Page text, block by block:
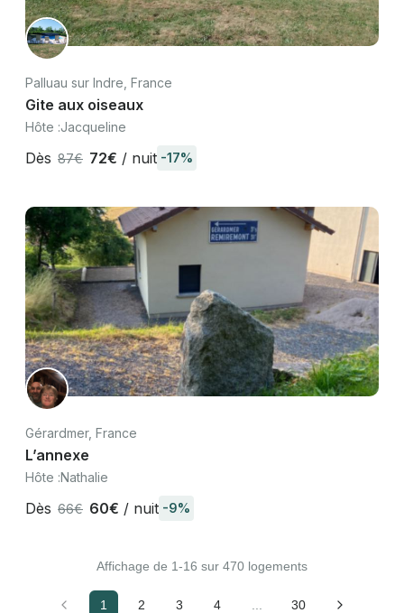
Palluau sur Indre, France
Gite aux oiseaux
Hôte :Jacqueline
Dès 87€ 72€ / nuit -17%
Gérardmer, France
L’annexe
Hôte :Nathalie
Dès 66€ 60€ / nuit -9%
Affichage de 1-16 sur 470 logements
1 2 3 4 30